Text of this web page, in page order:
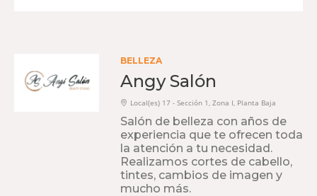
BELLEZA
Angy Salón
Local(es) 17 - Sección 1, Zona I, Planta Baja
Salón de belleza con años de
experiencia que te ofrecen toda
la atención a tu necesidad.
Realizamos cortes de cabello,
tintes, cambios de imagen y
mucho más.